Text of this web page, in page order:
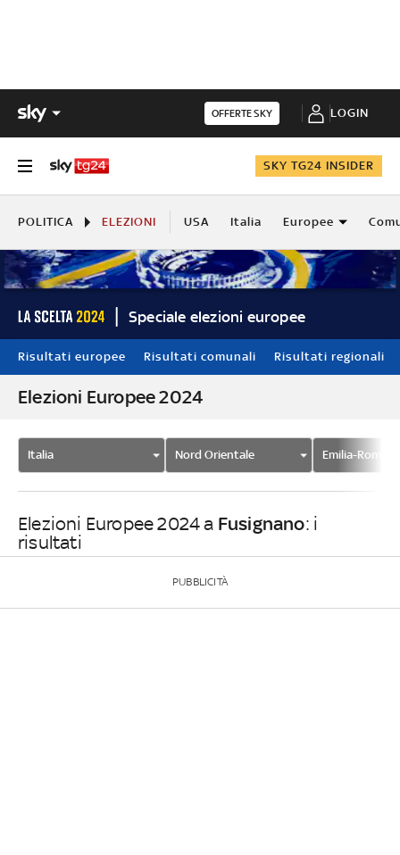
OFFERTE SKY LOGIN
SKY TG24 INSIDER
POLITICA ELEZIONI USA Italia Europee
Speciale elezioni europee
Risultati europee Risultati comunali Risultati regionali
Elezioni Europee 2024
Italia Nord Orientale Emilia-
Elezioni Europee 2024 a Fusignano: i
risultati
PUBBLICITÀ